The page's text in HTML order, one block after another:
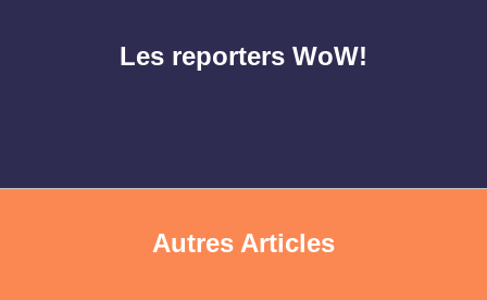
Les reporters WoW!
Autres Articles